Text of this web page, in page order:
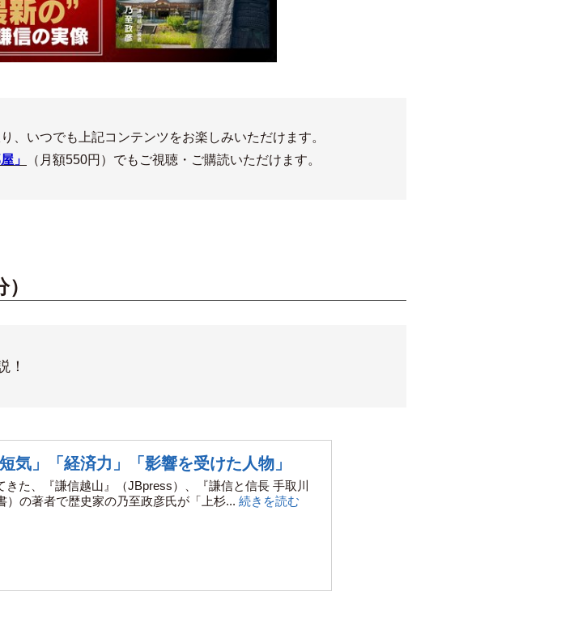
いつでも上記コンテンツをお楽しみいただけます。
」 （月額550円）でもご視聴・ご購読いただけます。
！
気」「経済力」「影響を受けた人物」
た、『謙信越山』（JBpress）、『謙信と信長 手取川
）の著者で歴史家の乃至政彦氏が「上杉... 続きを読む